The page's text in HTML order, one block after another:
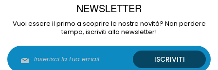
NEWSLETTER
Vuoi essere il primo a scoprire le nostre novità? Non perdere
tempo, iscriviti alla newsletter!
alla
ISCRIVITI